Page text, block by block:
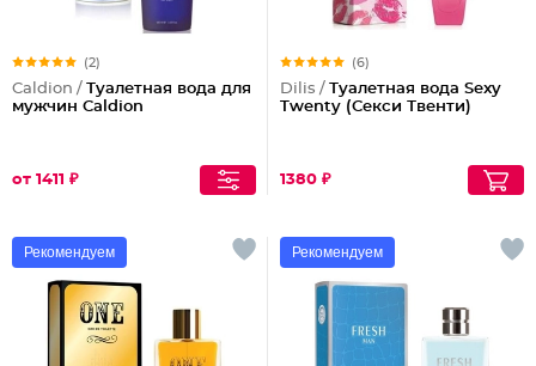
(2)
Caldion / Туалетная вода для
мужчин Caldion
от 1411 ₽
(6)
Dilis / Туалетная вода Sexy
Twenty (Секси Твенти)
1380 ₽
Рекомендуем Рекомендуем